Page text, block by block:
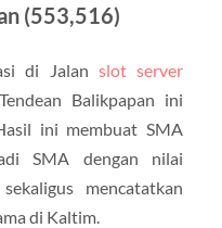
(553,516)
di Jalan slot server
Balikpapan ini
ini membuat SMA
SMA dengan nilai
mencatatkan
di Kaltim.